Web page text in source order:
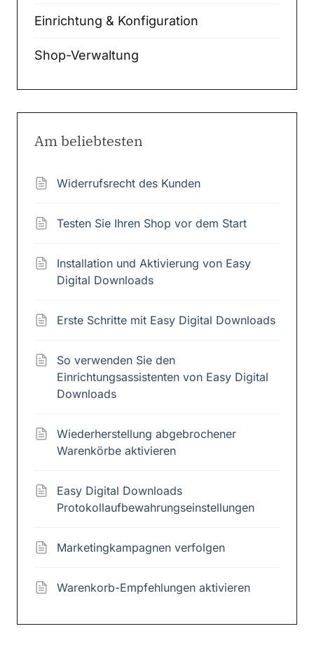
Einrichtung & Konfiguration
Shop-Verwaltung
Am beliebtesten
Widerrufsrecht des Kunden
Testen Sie Ihren Shop vor dem Start
Installation und Aktivierung von Easy
Digital Downloads
Erste Schritte mit Easy Digital Downloads
So verwenden Sie den
Einrichtungsassistenten von Easy Digital
Downloads
Wiederherstellung abgebrochener
Warenkörbe aktivieren
Easy Digital Downloads
Protokollaufbewahrungseinstellungen
Marketingkampagnen verfolgen
Warenkorb-Empfehlungen aktivieren